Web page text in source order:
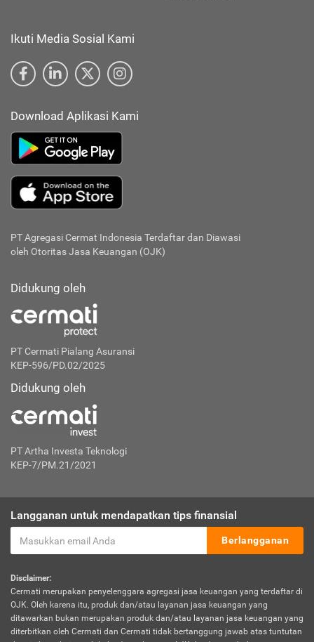
Ikuti Media Sosial Kami
Download Aplikasi Kami
PT Agregasi Cermat Indonesia Terdaftar dan Diawasi
oleh Otoritas Jasa Keuangan (OJK)
Didukung oleh
PT Cermati Pialang Asuransi
KEP-596/PD.02/2025
Didukung oleh
PT Artha Investa Teknologi
KEP-7/PM.21/2021
Langganan untuk mendapatkan tips finansial
Berlangganan
Disclaimer:
Cermati merupakan penyelenggara agregasi jasa keuangan yang terdaftar di
OJK. Oleh karena itu, produk dan/atau layanan jasa keuangan yang
ditawarkan bukan merupakan produk dan/atau layanan jasa keuangan yang
diterbitkan oleh Cermati dan Cermati tidak bertanggung jawab atas tuntutan